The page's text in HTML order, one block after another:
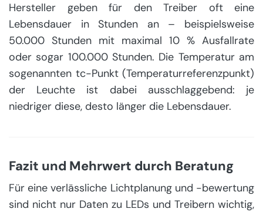
Hersteller geben für den Treiber oft eine
Lebensdauer in Stunden an – beispielsweise
50.000 Stunden mit maximal 10 % Ausfallrate
oder sogar 100.000 Stunden. Die Temperatur am
sogenannten tc-Punkt (Temperaturreferenzpunkt)
der Leuchte ist dabei ausschlaggebend: je
niedriger diese, desto länger die Lebensdauer.
Fazit und Mehrwert durch Beratung
Für eine verlässliche Lichtplanung und -bewertung
sind nicht nur Daten zu LEDs und Treibern wichtig,